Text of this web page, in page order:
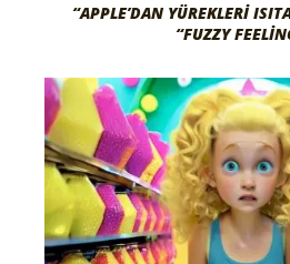
“APPLE’DAN YÜREKLERI
“FUZZY